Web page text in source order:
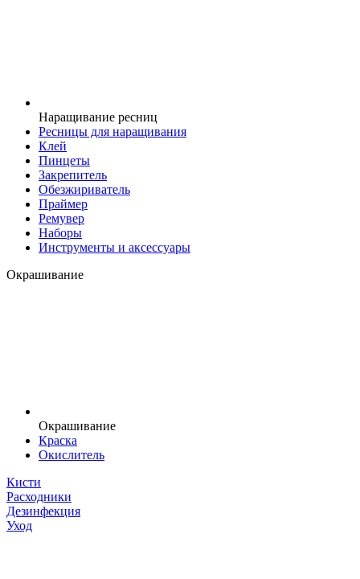
Наращивание ресниц
Ресницы для наращивания
Клей
Пинцеты
Закрепитель
Обезжириватель
Праймер
Ремувер
Наборы
Инструменты и аксессуары
Окрашивание
Окрашивание
Краска
Окислитель
Кисти
Расходники
Дезинфекция
Уход